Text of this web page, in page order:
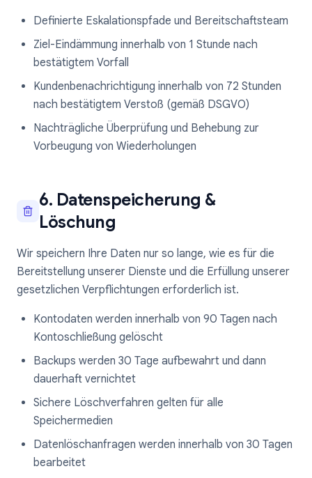
Definierte Eskalationspfade und Bereitschaftsteam
Ziel-Eindämmung innerhalb von 1 Stunde nach
bestätigtem Vorfall
Kundenbenachrichtigung innerhalb von 72 Stunden
nach bestätigtem Verstoß (gemäß DSGVO)
Nachträgliche Überprüfung und Behebung zur
Vorbeugung von Wiederholungen
6. Datenspeicherung &
Löschung
Wir speichern Ihre Daten nur so lange, wie es für die
Bereitstellung unserer Dienste und die Erfüllung unserer
gesetzlichen Verpflichtungen erforderlich ist.
Kontodaten werden innerhalb von 90 Tagen nach
Kontoschließung gelöscht
Backups werden 30 Tage aufbewahrt und dann
dauerhaft vernichtet
Sichere Löschverfahren gelten für alle
Speichermedien
Datenlöschanfragen werden innerhalb von 30 Tagen
bearbeitet